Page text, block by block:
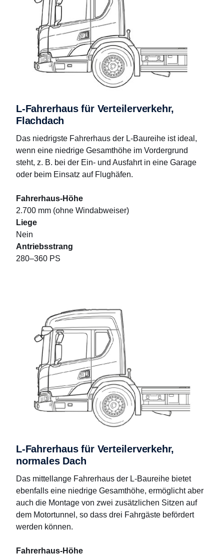
L-Fahrerhaus für Verteilerverkehr,
Flachdach
Das niedrigste Fahrerhaus der L-Baureihe ist ideal,
wenn eine niedrige Gesamthöhe im Vordergrund
steht, z. B. bei der Ein- und Ausfahrt in eine Garage
oder beim Einsatz auf Flughäfen.
Fahrerhaus-Höhe
2.700 mm (ohne Windabweiser)
Liege
Nein
Antriebsstrang
280–360 PS
L-Fahrerhaus für Verteilerverkehr,
normales Dach
Das mittellange Fahrerhaus der L-Baureihe bietet
ebenfalls eine niedrige Gesamthöhe, ermöglicht aber
auch die Montage von zwei zusätzlichen Sitzen auf
dem Motortunnel, so dass drei Fahrgäste befördert
werden können.
Fahrerhaus-Höhe